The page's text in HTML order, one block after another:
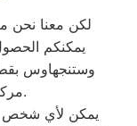
لكن معنا نحن
يمكنكم
وستنجهاوس
مركز صيانة وستنجهاوس المعتمد.
يمكن لأي شخص